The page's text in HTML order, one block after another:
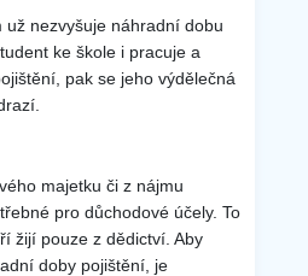
nezvyšuje náhradní dobu
ke škole i pracuje a
pak se jeho výdělečná
majetku či z nájmu
pro důchodové účely. To
žijí pouze z dědictví. Aby
doby pojištění, je